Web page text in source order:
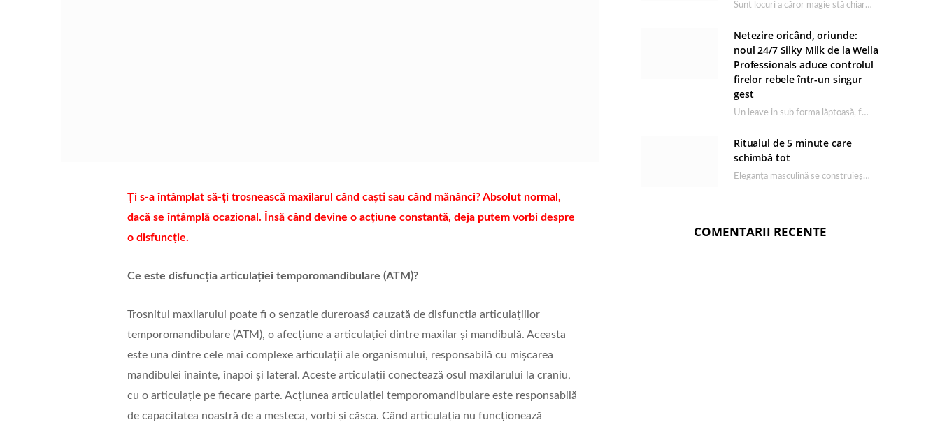
Ți s-a întâmplat să-ți trosnească maxilarul când caști sau când mănânci? Absolut normal,
dacă se întâmplă ocazional. Însă când devine o acțiune constantă, deja putem vorbi despre
o disfuncție.
Ce este disfuncția articulației temporomandibulare (ATM)?
Trosnitul maxilarului poate fi o senzație dureroasă cauzată de disfuncția articulațiilor
temporomandibulare (ATM), o afecţiune a articulaţiei dintre maxilar şi mandibulă. Aceasta
este una dintre cele mai complexe articulaţii ale organismului, responsabilă cu mişcarea
mandibulei înainte, înapoi şi lateral. Aceste articulații conectează osul maxilarului la craniu,
cu o articulație pe fiecare parte. Acțiunea articulației temporomandibulare este responsabilă
de capacitatea noastră de a mesteca, vorbi și căsca. Când articulația nu funcționează
Sunt locuri a căror magie stă chiar în firea lor naturală, iar Lacul Ursu din…
Netezire oricând, oriunde:
noul 24/7 Silky Milk de la Wella
Professionals aduce controlul
firelor rebele într-un singur
gest
Un leave in sub forma lăptoasă, fără clătire care completează rutina Ultimate Smooth și transformă…
Ritualul de 5 minute care
schimbă tot
Eleganța masculină se construiește dimineața, în câteva minute și cu produsele potrivite. O rutină de…
COMENTARII RECENTE